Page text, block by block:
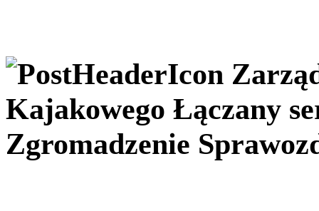
Kajakowego Łączany
Zgromadzenie